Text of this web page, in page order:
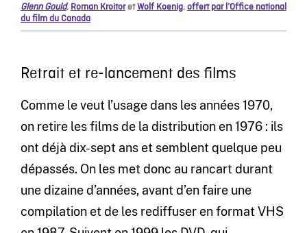
Glenn Gould, Roman KroitoretWolf Koenig,offert par l’Office national
du film du Canada
Retrait et re-lancement des films
Comme le veut l’usage dans les années 1970,
on retire les films de la distribution en 1976 : ils
ont déjà dix-sept ans et semblent quelque peu
dépassés. On les met donc au rancart durant
une dizaine d’années, avant d’en faire une
compilation et de les rediffuser en format VHS